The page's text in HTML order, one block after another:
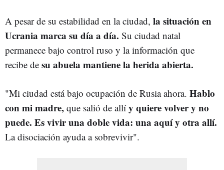
A pesar de su estabilidad en la ciudad, la situación en
Ucrania marca su día a día. Su ciudad natal
permanece bajo control ruso y la información que
recibe de su abuela mantiene la herida abierta.
"Mi ciudad está bajo ocupación de Rusia ahora. Hablo
con mi madre, que salió de allíy quiere volver y no
puede. Es vivir una doble vida: una aquí y otra allí.
La disociación ayuda a sobrevivir".